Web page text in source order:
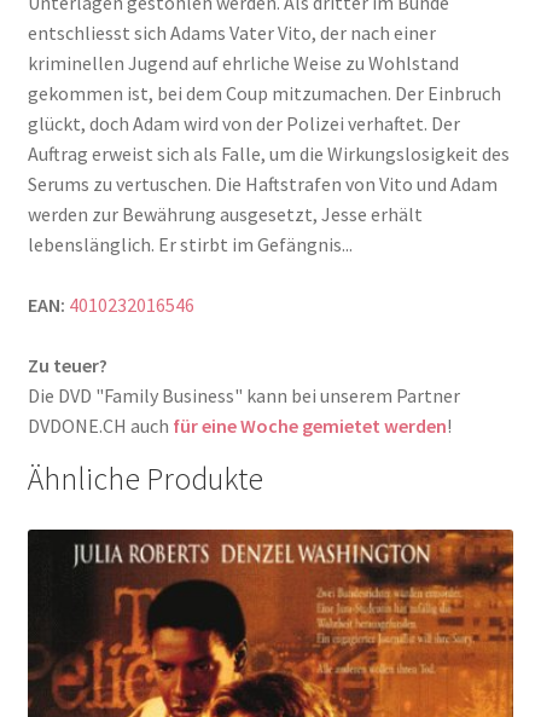
entschliesst sich Adams Vater Vito, der nach einer
kriminellen Jugend auf ehrliche Weise zu Wohlstand
gekommen ist, bei dem Coup mitzumachen. Der Einbruch
glückt, doch Adam wird von der Polizei verhaftet. Der
Auftrag erweist sich als Falle, um die Wirkungslosigkeit des
Serums zu vertuschen. Die Haftstrafen von Vito und Adam
werden zur Bewährung ausgesetzt, Jesse erhält
lebenslänglich. Er stirbt im Gefängnis...
EAN: 4010232016546
Zu teuer?
Die DVD "Family Business" kann bei unserem Partner
DVDONE.CH auch für eine Woche gemietet werden!
Ähnliche Produkte